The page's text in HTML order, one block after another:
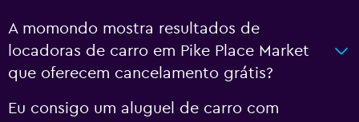
A momondo mostra resultados de
locadoras de carro em Pike Place Market
que oferecem cancelamento grátis?
Eu consigo um aluguel de carro com